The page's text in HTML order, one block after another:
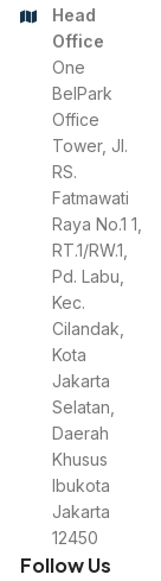
Head
Office
One
BelPark
Office
Tower, Jl.
RS.
Fatmawati
Raya No.1 1,
RT.1/RW.1,
Pd. Labu,
Kec.
Cilandak,
Kota
Jakarta
Selatan,
Daerah
Khusus
Ibukota
Jakarta
12450
Follow Us